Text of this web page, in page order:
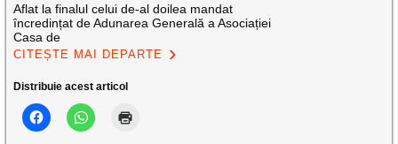
Aflat la finalul celui de-al doilea mandat
încredințat de Adunarea Generală a Asociației
Casa de
CITEȘTE MAI DEPARTE
Distribuie acest articol